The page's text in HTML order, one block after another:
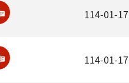
114-01-17
114-01-17